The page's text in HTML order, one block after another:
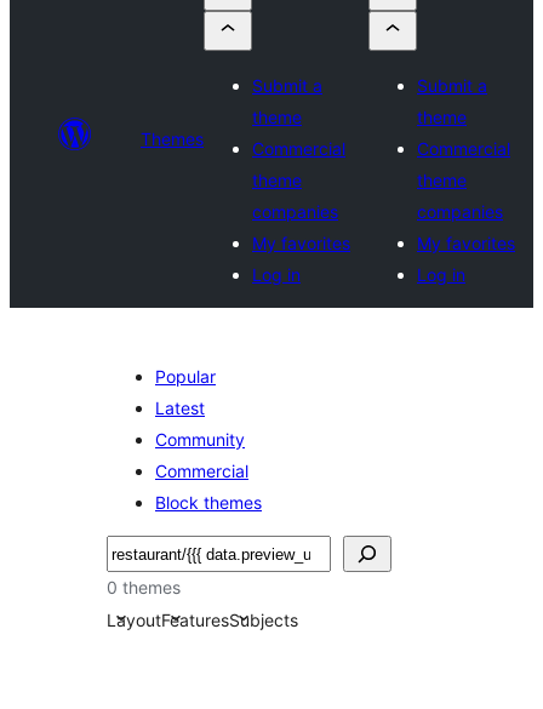
Themes
Submit a
theme
Commercial
theme
companies
My favorites
Log in
Submit a
theme
Commercial
theme
companies
My favorites
Log in
Popular
Latest
Community
Commercial
Block themes
تلاش
0 themes
LayoutFeaturesSubjects